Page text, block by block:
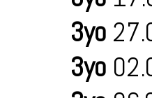
3yo
3yo